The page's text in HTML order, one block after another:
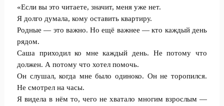
«Если вы это читаете, значит, меня уже нет.
Я долго думала, кому оставить квартиру.
Родные — это важно. Но ещё важнее — кто каждый день
рядом.
Саша приходил ко мне каждый день. Не потому что
должен. А потому что хотел помочь.
Он слушал, когда мне было одиноко. Он не торопился.
Не смотрел на часы.
Я видела в нём то, чего не хватало многим взрослым —